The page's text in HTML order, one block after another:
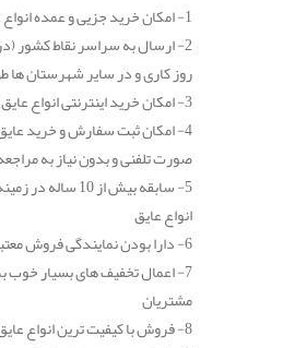
1- امکان خرید جزیی و عمده انواع عایق الاستومری
2- ارسال به سراسر نقاط کشور
روز کاری و در سایر شهرستان ها طی 2 روز
3- امکان خرید اینترنتی انواع عایق الاستومری
4- امکان ثبت سفارش و خرید
صورت تلفنی و بدون نیاز به
5- سابقه بیش از 10
انواع عایق
6- دارا بودن نمایندگی فروش معتبر
7- اعمال تخفیف های بسیار خوب
مشتریان
8- فروش با کیفیت ترین انواع عایق الاستومری